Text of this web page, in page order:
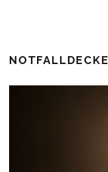
NOTFALLDECKE